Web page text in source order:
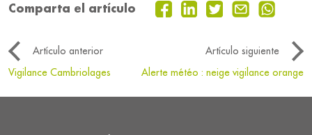
Comparta el artículo
Artículo anterior
Artículo siguiente
Vigilance Cambriolages
Alerte météo : neige vigilance orange